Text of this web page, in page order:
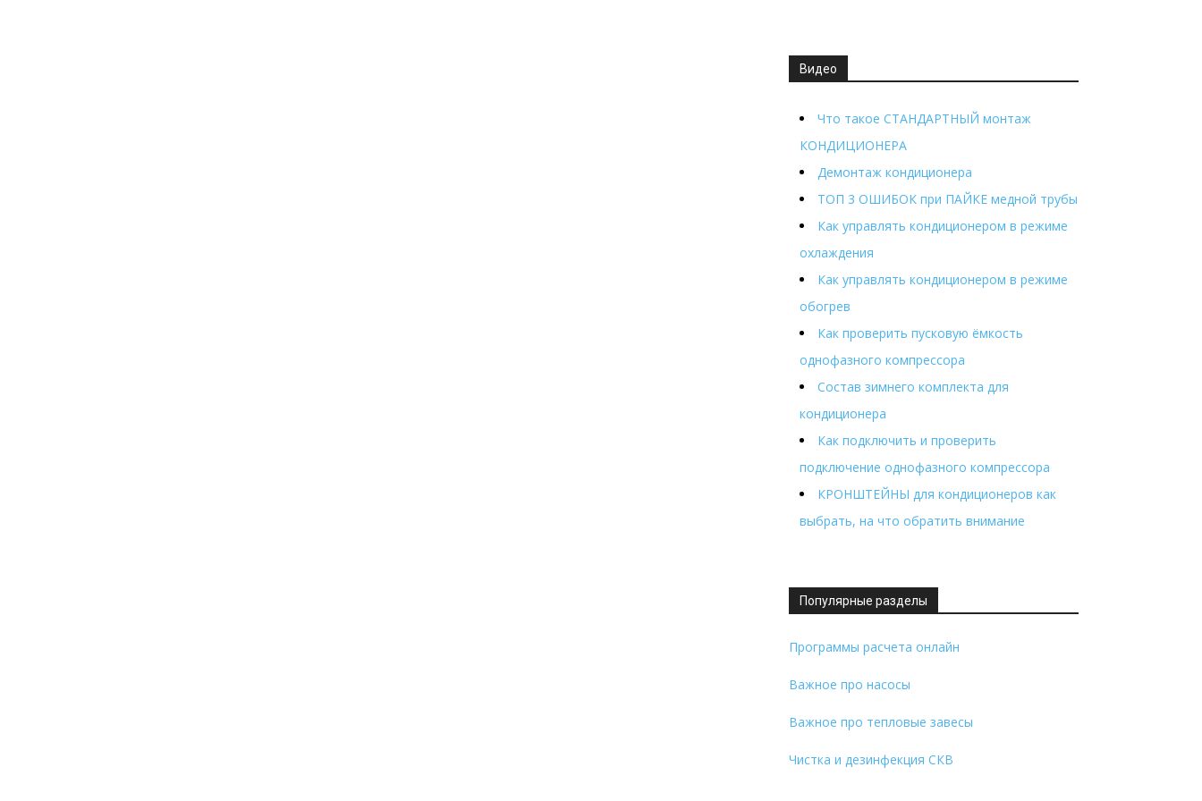
Видео
Что такое СТАНДАРТНЫЙ монтаж
КОНДИЦИОНЕРА
Демонтаж кондиционера
ТОП 3 ОШИБОК при ПАЙКЕ медной трубы
Как управлять кондиционером в режиме
охлаждения
Как управлять кондиционером в режиме
обогрев
Как проверить пусковую ёмкость
однофазного компрессора
Состав зимнего комплекта для
кондиционера
Как подключить и проверить
подключение однофазного компрессора
КРОНШТЕЙНЫ для кондиционеров как
выбрать, на что обратить внимание
Популярные разделы
Программы расчета онлайн
Важное про насосы
Важное про тепловые завесы
Чистка и дезинфекция СКВ